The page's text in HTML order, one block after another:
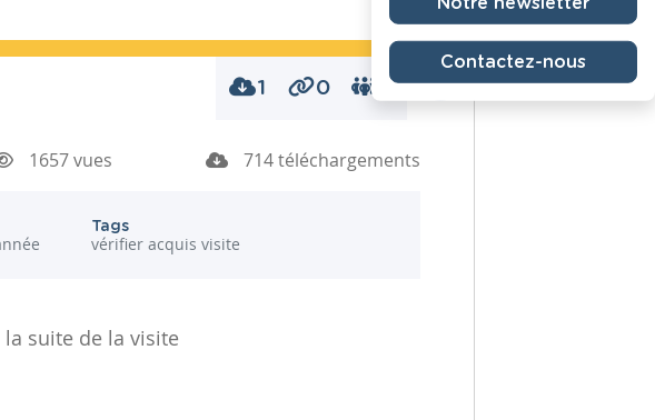
1 0
1657 vues 714 téléchargements
Tags
vérifier acquis visite
suite de la visite
Contactez-nous